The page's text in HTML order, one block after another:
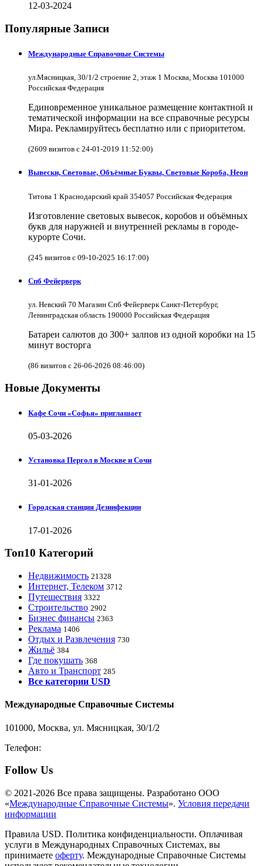
12-03-2024
Популярные Записи
Международные Справочные Системы
ул.Мясницкая, 30/1/2 строение 2, этаж 1 Москва, Москва 101000
Российская Федерация
Единовременное уникальное размещение контактной и
тематической информации на все справочные ресурсы
Мира. Рекламируйтесь бесплатно или с приоритетом.
(2609 визитов с 24-01-2019 11:52:00)
Вывески, Световые, Объёмные Буквы, Световые Короба, Неон
Титова 1 Краснодарский край 354057 Российская Федерация
Изготовление световых вывесок, коробов и объёмных
букв для наружней и внутренней рекламы в городе-
курорте Сочи.
(245 визитов с 09-10-2025 16:17:00)
Спб Фейерверк
ул. Невский 70 Магазин Спб Фейерверк Санкт-Петербург,
Ленинградская область 190000 Российская Федерация
Батареи салютов до 300+ залпов из одной коробки на 15
минут восторга
(86 визитов с 26-06-2026 08:46:00)
Новые Документы
Кафе Сочи «Софья» приглашает
05-03-2026
Установка Пергол в Москве и Сочи
31-01-2026
Городская станция Дезинфекции
17-01-2026
Топ10 Категорий
Недвижимость 21328
Интернет, Телеком 3712
Путешествия 3322
Строительство 2902
Бизнес финансы 2363
Реклама 1406
Отдых и Развлечения 730
Жильё 384
Где покушать 368
Авто и Транспорт 285
Все категории USD
Международные Справочные Системы
101000, Москва, ул. Мясницкая, 30/1/2
Телефон:
Follow Us
© 2021-2026 Все права защищены. Разработано ООО
«Международные Справочные Системы». Условия передачи
информации
Правила USD. Политика конфиденциальности. Оплачивая
услуги в Международных Справочных Системах, вы
принимаете оферту. Международные Справочные Системы